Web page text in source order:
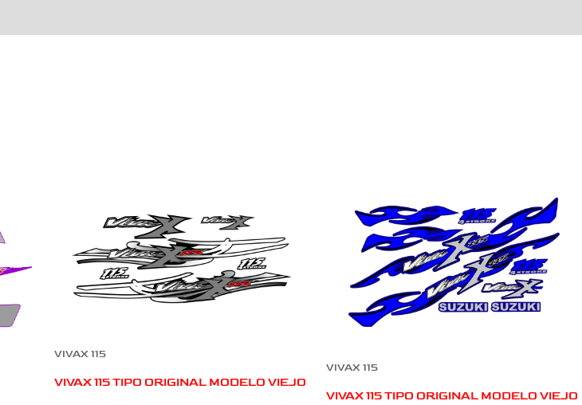
VIVAX 115
VIVAX 115 TIPO ORIGINAL MODELO VIEJO
VIVAX 115
VIVAX 115 TIPO ORIGINAL MODELO VIEJO